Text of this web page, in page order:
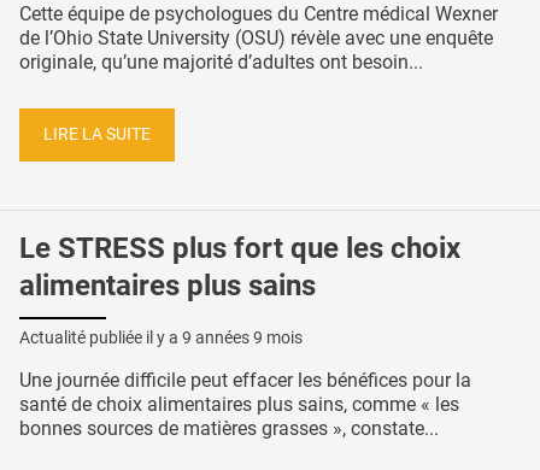
Cette équipe de psychologues du Centre médical Wexner
de l’Ohio State University (OSU) révèle avec une enquête
originale, qu’une majorité d’adultes ont besoin...
LIRE LA SUITE
Le STRESS plus fort que les choix
alimentaires plus sains
Actualité publiée il y a 9 années 9 mois
Une journée difficile peut effacer les bénéfices pour la
santé de choix alimentaires plus sains, comme « les
bonnes sources de matières grasses », constate...